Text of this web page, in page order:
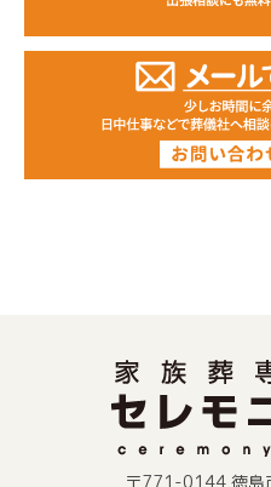
〒771-0144 徳島